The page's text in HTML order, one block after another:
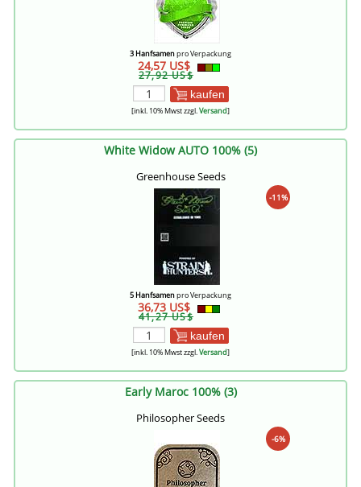
3 Hanfsamenpro Verpackung
24,57 US$
27,92 US$
kaufen
[inkl. 10% Mwst zzgl.Versand]
White Widow AUTO 100% (5)
Greenhouse Seeds
-11%
5 Hanfsamenpro Verpackung
36,73 US$
41,27 US$
kaufen
[inkl. 10% Mwst zzgl.Versand]
Early Maroc 100% (3)
Philosopher Seeds
-6%